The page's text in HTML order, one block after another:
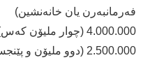
فەرمانبەرن یان خانەنشین)
4.000.000 (چوار ملیۆن كەس) لە كەرتی گشتیدا فەرمانبەرن
2.500.000 (دوو ملیۆن و پێنجسەد هەزار كەس) خانەنشینن.